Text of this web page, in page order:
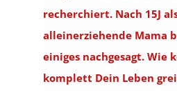
recherchiert. Nach 15J
alleinerziehende Mama
einiges nachgesagt. Wie
komplett Dein Leben